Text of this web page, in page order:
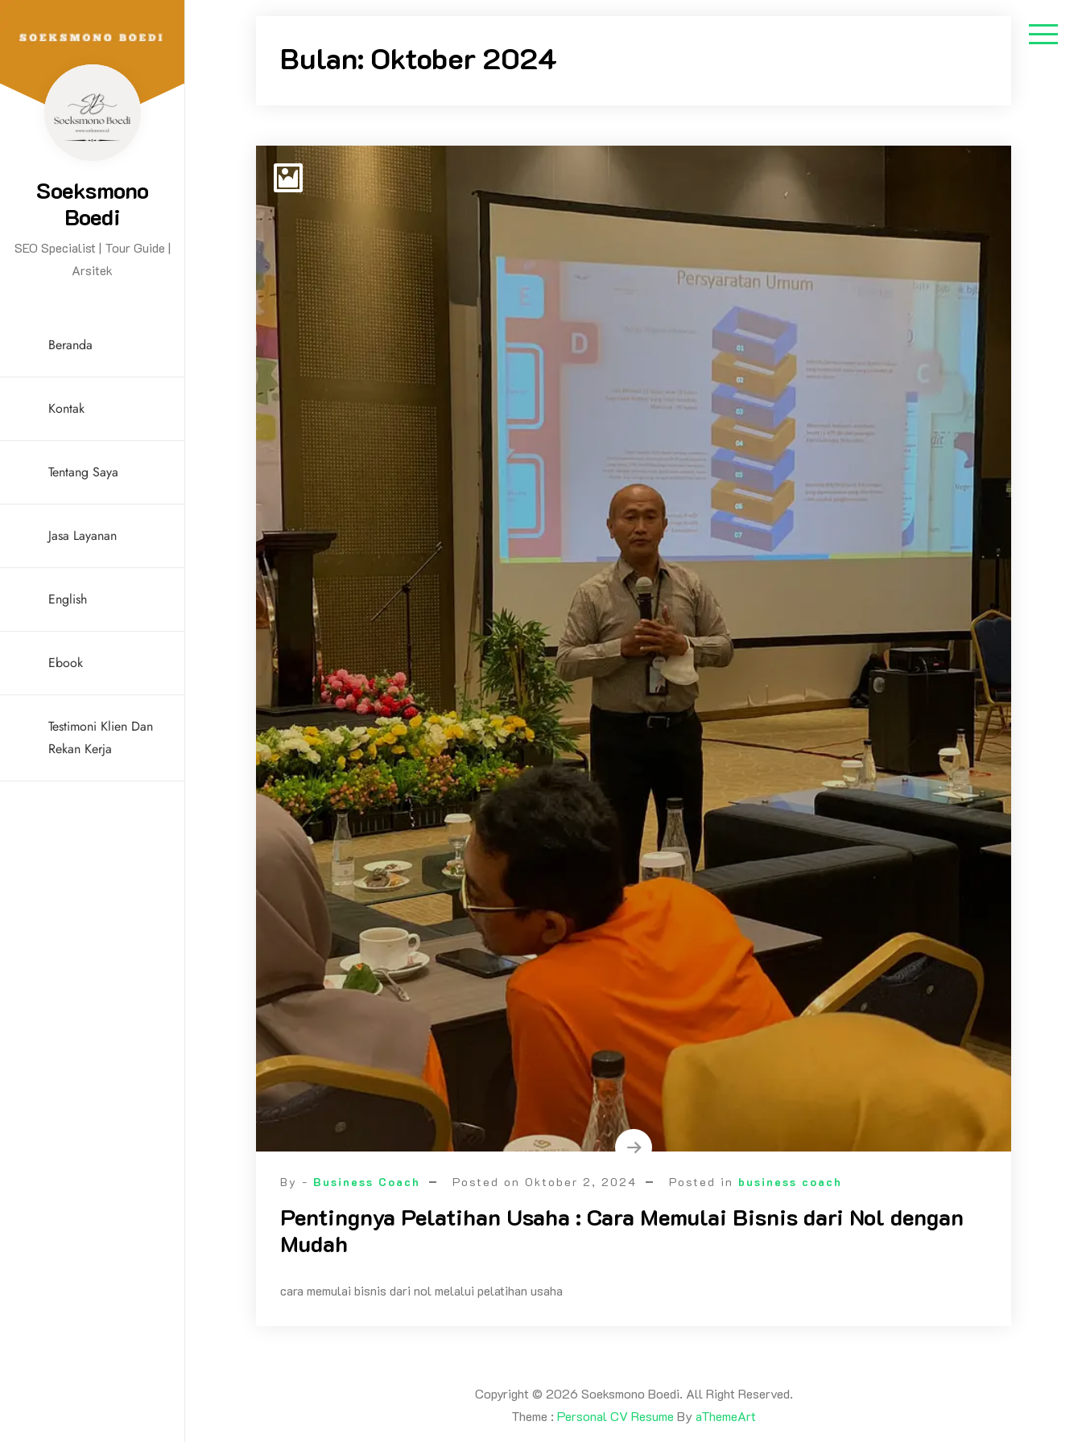
Soeksmono
Boedi
SEO Specialist | Tour Guide |
Arsitek
Beranda
Kontak
Tentang Saya
Jasa Layanan
English
Ebook
Testimoni Klien Dan
Rekan Kerja
Bulan: Oktober 2024
By - Business Coach Posted onOktober 2, 2024 Posted in business coach
Pentingnya Pelatihan Usaha : Cara Memulai Bisnis dari Nol dengan
Mudah
cara memulai bisnis dari nol melalui pelatihan usaha
Copyright © 2026 Soeksmono Boedi. All Right Reserved.
Theme : Personal CV Resume ByaThemeArt